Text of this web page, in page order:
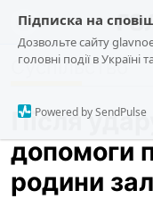
Підписка на
Дозвольте сайту
головні події в Україні
Powered by SendPulse
новини
про проєкт
Суспільство
Після
допомоги
родини